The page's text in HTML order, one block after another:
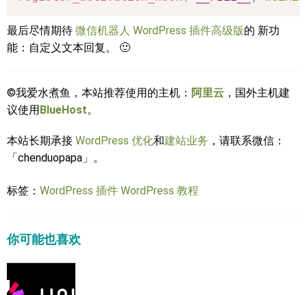
最后尽情期待 微信机器人 WordPress 插件高级版的 新功
能：自定义文本回复。 🙂
©我爱水煮鱼，本站推荐使用的主机： 阿里云 ，国外主机建
议使用BlueHost。
本站长期承接 WordPress 优化和建站业务 ，请联系微信：
「chenduopapa」。
标签： WordPress 插件 WordPress 教程
你可能也喜欢